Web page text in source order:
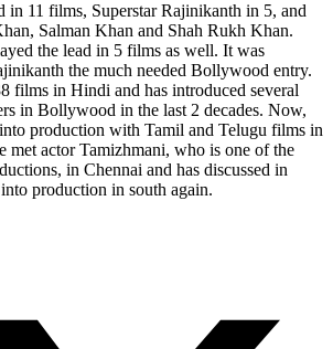
in 11 films, Superstar Rajinikanth in 5, and
Salman Khan and Shah Rukh Khan.
the lead in 5 films as well. It was
the much needed Bollywood entry.
films in Hindi and has introduced several
in Bollywood in the last 2 decades. Now,
production with Tamil and Telugu films in
met actor Tamizhmani, who is one of the
in Chennai and has discussed in
production in south again.